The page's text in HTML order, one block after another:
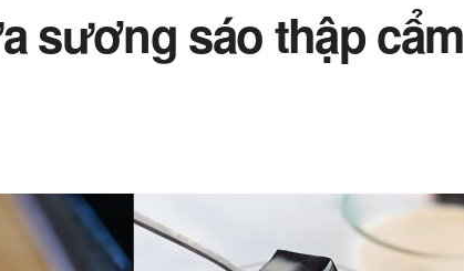
sương sáo thập cẩm